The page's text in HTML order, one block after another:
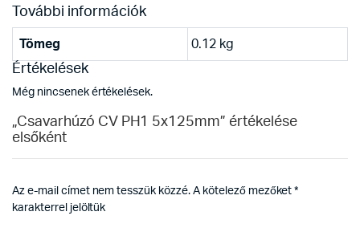
További információk
Tömeg 0.12 kg
Értékelések
Még nincsenek értékelések.
„Csavarhúzó CV PH1 5x125mm” értékelése
elsőként
Az e-mail címet nem tesszük közzé. A kötelező mezőket*
karakterrel jelöltük